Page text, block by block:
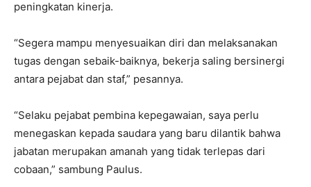
peningkatan kinerja.
“Segera mampu menyesuaikan diri dan melaksanakan
tugas dengan sebaik-baiknya, bekerja saling bersinergi
antara pejabat dan staf,” pesannya.
“Selaku pejabat pembina kepegawaian, saya perlu
menegaskan kepada saudara yang baru dilantik bahwa
jabatan merupakan amanah yang tidak terlepas dari
cobaan,” sambung Paulus.